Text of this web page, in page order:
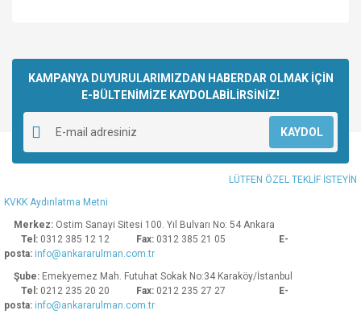
Yorum Yaz
kullanarak tarafımıza iletebilirsiniz.
Görüş ve önerileriniz için teşekkür ederiz.
Ürün resmi kalitesiz, bozuk veya görüntülenemiyor.
Ürün açıklamasında eksik bilgiler bulunuyor.
Ürün bilgilerinde hatalar bulunuyor.
Ürün fiyatı diğer sitelerden daha pahalı.
Bu ürüne benzer farklı alternatifler olmalı.
KAMPANYA DUYURULARIMIZDAN HABERDAR OLMAK İÇİN
E-BÜLTENİMİZE KAYDOLABİLİRSİNİZ!
KAYDOL
LÜTFEN ÖZEL TEKLİF İSTEYİN
KVKK Aydınlatma Metni
Merkez: Ostim Sanayi Sitesi 100. Yıl Bulvarı No: 54 Ankara
Tel: 0312 385 12 12 Fax: 0312 385 21 05
E-
posta: info@ankararulman.com.tr
Şube: Emekyemez Mah. Futuhat Sokak No:34 Karaköy/İstanbul
Tel: 0212 235 20 20 Fax: 0212 235 27 27
E-
posta: info@ankararulman.com.tr